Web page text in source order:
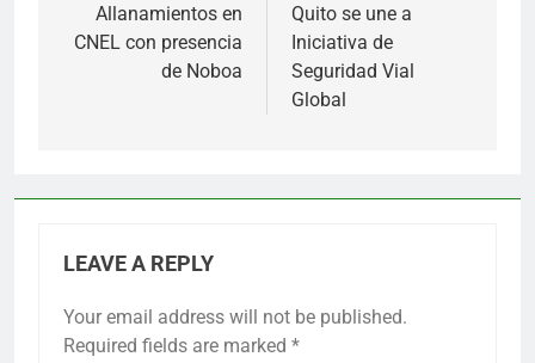
navigation
Allanamientos en
CNEL con presencia
de Noboa
Quito se une a
Iniciativa de
Seguridad Vial
Global
LEAVE A REPLY
Your email address will not be published.
Required fields are marked *